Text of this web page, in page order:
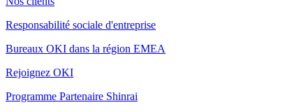
Responsabilité sociale d'entreprise
Bureaux OKI dans la région EMEA
Rejoignez OKI
Programme Partenaire Shinrai